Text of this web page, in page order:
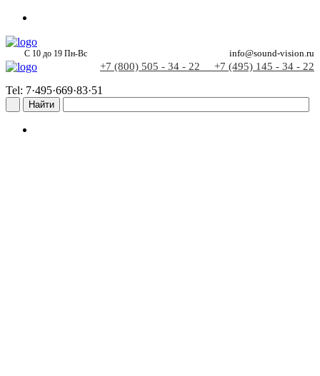
С 10 до 19 Пн-Вс info@sound-vision.ru
+7 (800) 505 - 34 - 22 +7 (495) 145 - 34 - 22
Tel: 7·495·669·83·51